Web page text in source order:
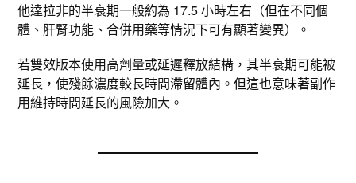
他達拉非的半衰期一般約為 17.5 小時左右（但在不同個
體、肝腎功能、合併用藥等情況下可有顯著變異）。​
若雙效版本使用高劑量或延遲釋放結構，其半衰期可能被
延長，使殘餘濃度較長時間滯留體內。但這也意味著副作
用維持時間延長的風險加大。